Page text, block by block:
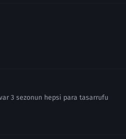
3 sezonun hepsi para tasarrufu